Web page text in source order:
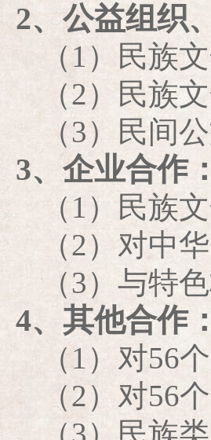
2、公益组织
（1）民族
（2）民族
（3）民间
3、企业合作：
（1）民族
（2）对中
（3）与特
4、其他合作：
（1）对56
（2）对56